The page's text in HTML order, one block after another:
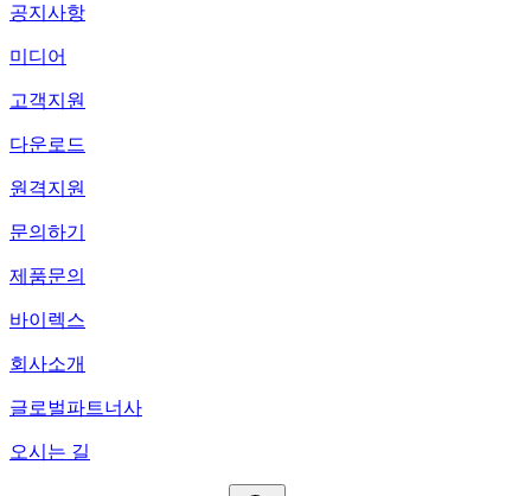
공지사항
미디어
고객지원
다운로드
원격지원
문의하기
제품문의
바이렉스
회사소개
글로벌파트너사
오시는 길